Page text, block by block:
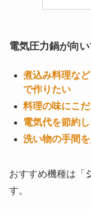
電気圧力鍋が向
煮込み料理な
で作りたい
料理の味にこ
電気代を節約
洗い物の手間
おすすめ機種は「
す。